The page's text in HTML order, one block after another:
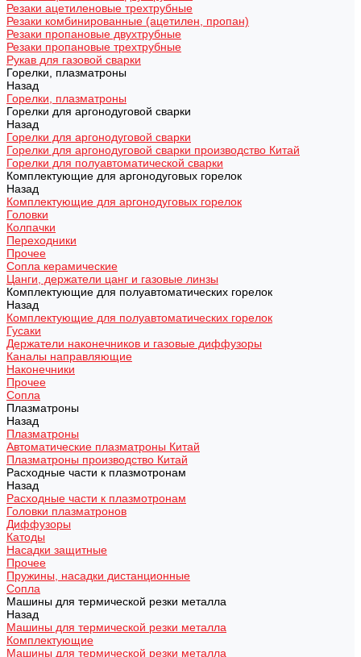
Резаки ацетиленовые трехтрубные
Резаки комбинированные (ацетилен, пропан)
Резаки пропановые двухтрубные
Резаки пропановые трехтрубные
Рукав для газовой сварки
Горелки, плазматроны
Назад
Горелки, плазматроны
Горелки для аргонодуговой сварки
Назад
Горелки для аргонодуговой сварки
Горелки для аргонодуговой сварки производство Китай
Горелки для полуавтоматической сварки
Комплектующие для аргонодуговых горелок
Назад
Комплектующие для аргонодуговых горелок
Головки
Колпачки
Переходники
Прочее
Сопла керамические
Цанги, держатели цанг и газовые линзы
Комплектующие для полуавтоматических горелок
Назад
Комплектующие для полуавтоматических горелок
Гусаки
Держатели наконечников и газовые диффузоры
Каналы направляющие
Наконечники
Прочее
Сопла
Плазматроны
Назад
Плазматроны
Автоматические плазматроны Китай
Плазматроны производство Китай
Расходные части к плазмотронам
Назад
Расходные части к плазмотронам
Головки плазматронов
Диффузоры
Катоды
Насадки защитные
Прочее
Пружины, насадки дистанционные
Сопла
Машины для термической резки металла
Назад
Машины для термической резки металла
Комплектующие
Машины для термической резки металла